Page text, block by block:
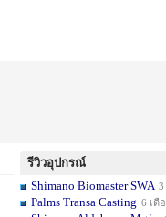
รีวิวอุปกรณ์
Shimano Biomaster SWA 3
Palms Transa Casting 6 เดื